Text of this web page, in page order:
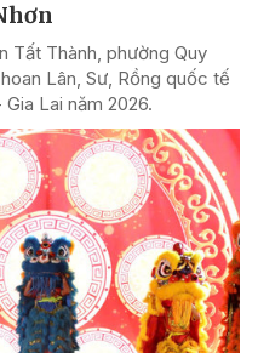
Tất Thành, phường Quy
Lân, Sư, Rồng quốc tế
Lai năm 2026.